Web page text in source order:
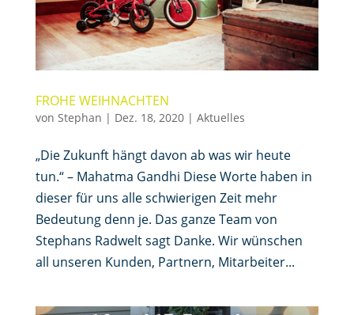
FROHE WEIHNACHTEN
von Stephan | Dez. 18, 2020| Aktuelles
„Die Zukunft hängt davon ab was wir heute
tun.“ – Mahatma Gandhi Diese Worte haben in
dieser für uns alle schwierigen Zeit mehr
Bedeutung denn je. Das ganze Team von
Stephans Radwelt sagt Danke. Wir wünschen
all unseren Kunden, Partnern, Mitarbeiter...